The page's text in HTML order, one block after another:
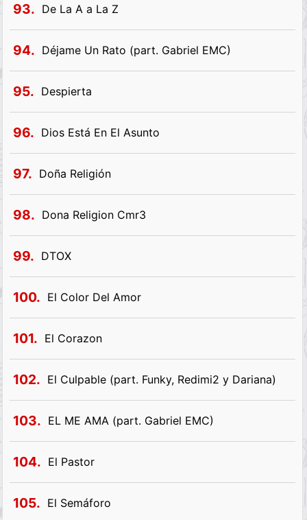
93. De La A a La Z
94. Déjame Un Rato (part. Gabriel EMC)
95. Despierta
96. Dios Está En El Asunto
97. Doña Religión
98. Dona Religion Cmr3
99. DTOX
100. El Color Del Amor
101. El Corazon
102. El Culpable (part. Funky, Redimi2 y Dariana)
103. EL ME AMA (part. Gabriel EMC)
104. El Pastor
105. El Semáforo